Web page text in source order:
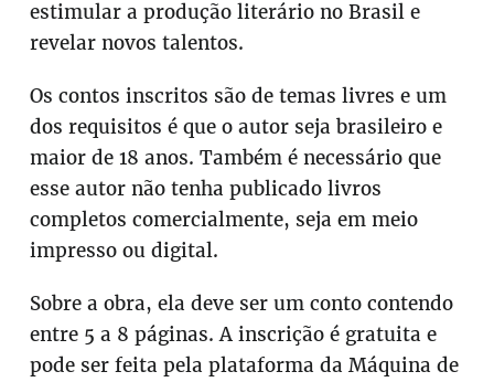
estimular a produção literário no Brasil e
revelar novos talentos.
Os contos inscritos são de temas livres e um
dos requisitos é que o autor seja brasileiro e
maior de 18 anos. Também é necessário que
esse autor não tenha publicado livros
completos comercialmente, seja em meio
impresso ou digital.
Sobre a obra, ela deve ser um conto contendo
entre 5 a 8 páginas. A inscrição é gratuita e
pode ser feita pela plataforma da Máquina de